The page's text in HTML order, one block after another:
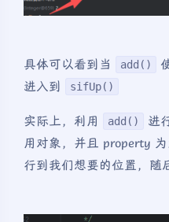
具体可以看到当 add()
进入到
sifUp()
实际上，利用 add()
进
用对象，并且 property
行到我们想要的位置，随